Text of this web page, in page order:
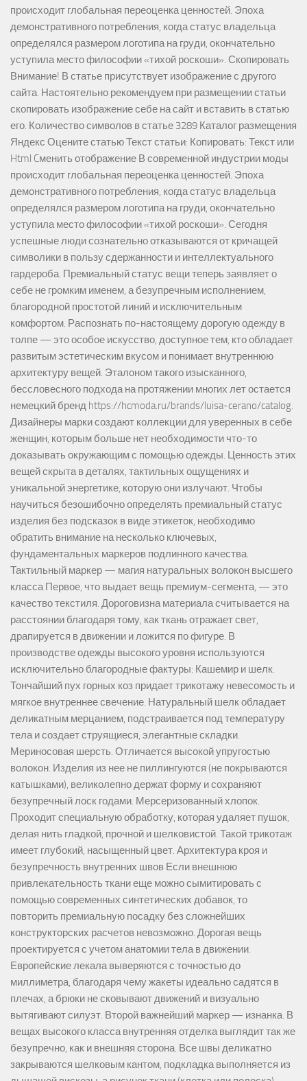
происходит глобальная переоценка ценностей. Эпоха
демонстративного потребления, когда статус владельца
определялся размером логотипа на груди, окончательно
уступила место философии «тихой роскоши». Скопировать
Внимание! В статье присутствует изображение с другого
сайта. Настоятельно рекомендуем при размещении статьи
скопировать изображение себе на сайт и вставить в статью
его. Количество символов в статье 3289 Каталог размещения
Яндекс Оцените статью Текст статьи: Копировать: Текст или
Html Cменить отображение В современной индустрии моды
происходит глобальная переоценка ценностей. Эпоха
демонстративного потребления, когда статус владельца
определялся размером логотипа на груди, окончательно
уступила место философии «тихой роскоши». Сегодня
успешные люди сознательно отказываются от кричащей
символики в пользу сдержанности и интеллектуального
гардероба. Премиальный статус вещи теперь заявляет о
себе не громким именем, а безупречным исполнением,
благородной простотой линий и исключительным
комфортом. Распознать по-настоящему дорогую одежду в
толпе — это особое искусство, доступное тем, кто обладает
развитым эстетическим вкусом и понимает внутреннюю
архитектуру вещей. Эталоном такого изысканного,
бессловесного подхода на протяжении многих лет остается
немецкий бренд https://hcmoda.ru/brands/luisa-cerano/catalog.
Дизайнеры марки создают коллекции для уверенных в себе
женщин, которым больше нет необходимости что-то
доказывать окружающим с помощью одежды. Ценность этих
вещей скрыта в деталях, тактильных ощущениях и
уникальной энергетике, которую они излучают. Чтобы
научиться безошибочно определять премиальный статус
изделия без подсказок в виде этикеток, необходимо
обратить внимание на несколько ключевых,
фундаментальных маркеров подлинного качества.
Тактильный маркер — магия натуральных волокон высшего
класса Первое, что выдает вещь премиум-сегмента, — это
качество текстиля. Дороговизна материала считывается на
расстоянии благодаря тому, как ткань отражает свет,
драпируется в движении и ложится по фигуре. В
производстве одежды высокого уровня используются
исключительно благородные фактуры: Кашемир и шелк.
Тончайший пух горных коз придает трикотажу невесомость и
мягкое внутреннее свечение. Натуральный шелк обладает
деликатным мерцанием, подстраивается под температуру
тела и создает струящиеся, элегантные складки.
Мериносовая шерсть. Отличается высокой упругостью
волокон. Изделия из нее не пиллингуются (не покрываются
катышками), великолепно держат форму и сохраняют
безупречный лоск годами. Мерсеризованный хлопок.
Проходит специальную обработку, которая удаляет пушок,
делая нить гладкой, прочной и шелковистой. Такой трикотаж
имеет глубокий, насыщенный цвет. Архитектура кроя и
безупречность внутренних швов Если внешнюю
привлекательность ткани еще можно сымитировать с
помощью современных синтетических добавок, то
повторить премиальную посадку без сложнейших
конструкторских расчетов невозможно. Дорогая вещь
проектируется с учетом анатомии тела в движении.
Европейские лекала выверяются с точностью до
миллиметра, благодаря чему жакеты идеально садятся в
плечах, а брюки не сковывают движений и визуально
вытягивают силуэт. Второй важнейший маркер — изнанка. В
вещах высокого класса внутренняя отделка выглядит так же
безупречно, как и внешняя сторона. Все швы деликатно
закрываются шелковым кантом, подкладка выполняется из